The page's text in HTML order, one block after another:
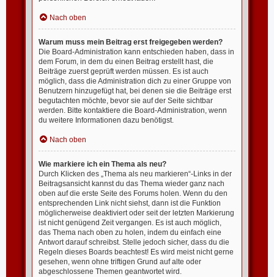
Nach oben
Warum muss mein Beitrag erst freigegeben werden?
Die Board-Administration kann entschieden haben, dass in
dem Forum, in dem du einen Beitrag erstellt hast, die
Beiträge zuerst geprüft werden müssen. Es ist auch
möglich, dass die Administration dich zu einer Gruppe von
Benutzern hinzugefügt hat, bei denen sie die Beiträge erst
begutachten möchte, bevor sie auf der Seite sichtbar
werden. Bitte kontaktiere die Board-Administration, wenn
du weitere Informationen dazu benötigst.
Nach oben
Wie markiere ich ein Thema als neu?
Durch Klicken des „Thema als neu markieren“-Links in der
Beitragsansicht kannst du das Thema wieder ganz nach
oben auf die erste Seite des Forums holen. Wenn du den
entsprechenden Link nicht siehst, dann ist die Funktion
möglicherweise deaktiviert oder seit der letzten Markierung
ist nicht genügend Zeit vergangen. Es ist auch möglich,
das Thema nach oben zu holen, indem du einfach eine
Antwort darauf schreibst. Stelle jedoch sicher, dass du die
Regeln dieses Boards beachtest! Es wird meist nicht gerne
gesehen, wenn ohne triftigen Grund auf alte oder
abgeschlossene Themen geantwortet wird.